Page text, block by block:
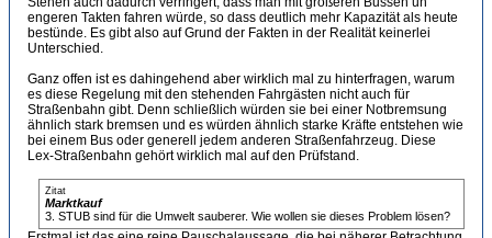
engeren Takten fahren würde, so dass deutlich mehr Kapazität als heute
bestünde. Es gibt also auf Grund der Fakten in der Realität keinerlei
Unterschied.
Ganz offen ist es dahingehend aber wirklich mal zu hinterfragen, warum
es diese Regelung mit den stehenden Fahrgästen nicht auch für
Straßenbahn gibt. Denn schließlich würden sie bei einer Notbremsung
ähnlich stark bremsen und es würden ähnlich starke Kräfte entstehen wie
bei einem Bus oder generell jedem anderen Straßenfahrzeug. Diese
Lex-Straßenbahn gehört wirklich mal auf den Prüfstand.
Zitat
Marktkauf
3. STUB sind für die Umwelt sauberer. Wie wollen sie dieses Problem lösen?